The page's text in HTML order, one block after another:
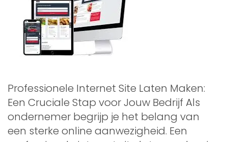
Professionele Internet Site Laten Maken:
Een Cruciale Stap voor Jouw Bedrijf Als
ondernemer begrijp je het belang van
een sterke online aanwezigheid. Een